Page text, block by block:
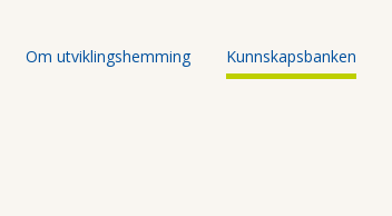
Om utviklingshemming Kunnskapsbanken